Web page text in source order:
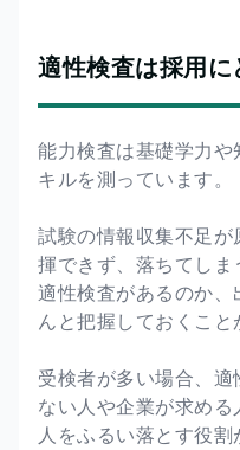
適性検査は採用に
能力検査は基礎学力
キルを測っています。
試験の情報収集不足
揮できず、落ちてし
適性検査があるのか
んと把握しておくこと
受検者が多い場合、
ない人や企業が求め
人をふるい落とす役割